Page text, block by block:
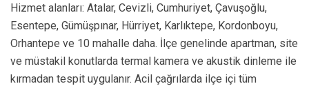
Hizmet alanları: Atalar, Cevizli, Cumhuriyet, Çavuşoğlu,
Esentepe, Gümüşpınar, Hürriyet, Karlıktepe, Kordonboyu,
Orhantepe ve 10 mahalle daha. İlçe genelinde apartman, site
ve müstakil konutlarda termal kamera ve akustik dinleme ile
kırmadan tespit uygulanır. Acil çağrılarda ilçe içi tüm